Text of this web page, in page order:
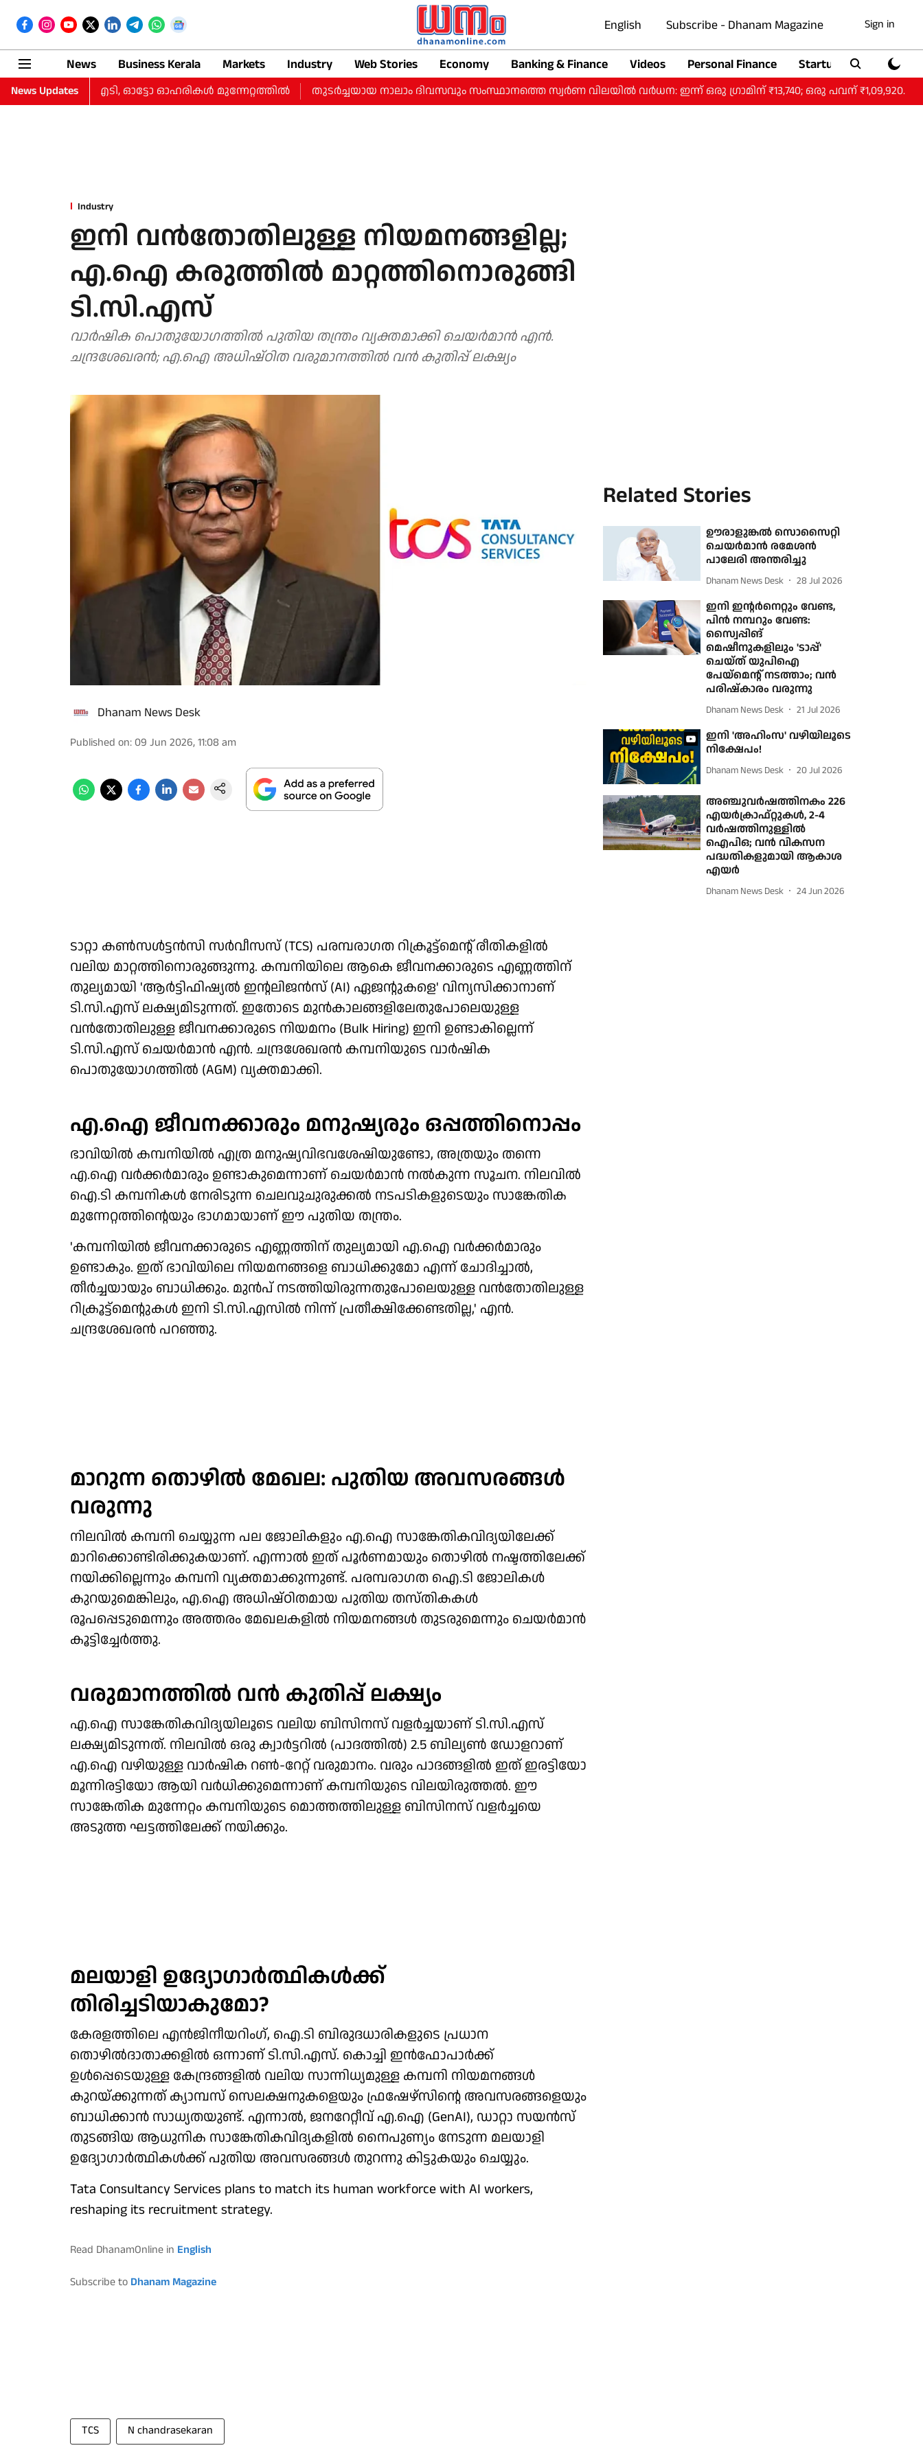
English Subscribe - Dhanam Magazine Sign in
News Business Kerala Markets Industry Web Stories Economy Banking & Finance Videos Personal Finance Startup
News Updates
കുറച്ചു, ഐടി, ഓട്ടോ ഓഹരികള്‍ മുന്നേറ്റത്തില്‍ തുടർച്ചയായ നാലാം ദിവസവും സംസ്ഥാനത്തെ സ്വർണ വിലയിൽ വർധന: ഇന്ന് ഒരു ​ഗ്രാമിന് ₹13,740; ഒരു പവന് ₹1,09,920.
Industry
ഇനി വന്‍തോതിലുള്ള നിയമനങ്ങളില്ല;
എ.ഐ കരുത്തില്‍ മാറ്റത്തിനൊരുങ്ങി
ടി.സി.എസ്
വാര്‍ഷിക പൊതുയോഗത്തില്‍ പുതിയ തന്ത്രം വ്യക്തമാക്കി ചെയര്‍മാന്‍ എന്‍.
ചന്ദ്രശേഖരന്‍; എ.ഐ അധിഷ്ഠിത വരുമാനത്തില്‍ വന്‍ കുതിപ്പ് ലക്ഷ്യം
Dhanam News Desk
Published on: 09 Jun 2026, 11:08 am
ടാറ്റാ കണ്‍സള്‍ട്ടന്‍സി സര്‍വീസസ് (TCS) പരമ്പരാഗത റിക്രൂട്ട്മെന്റ് രീതികളില്‍
വലിയ മാറ്റത്തിനൊരുങ്ങുന്നു. കമ്പനിയിലെ ആകെ ജീവനക്കാരുടെ എണ്ണത്തിന്
തുല്യമായി 'ആര്‍ട്ടിഫിഷ്യല്‍ ഇന്റലിജന്‍സ് (AI) ഏജന്റുകളെ' വിന്യസിക്കാനാണ്
ടി.സി.എസ് ലക്ഷ്യമിടുന്നത്. ഇതോടെ മുന്‍കാലങ്ങളിലേതുപോലെയുള്ള
വന്‍തോതിലുള്ള ജീവനക്കാരുടെ നിയമനം (Bulk Hiring) ഇനി ഉണ്ടാകില്ലെന്ന്
ടി.സി.എസ് ചെയര്‍മാന്‍ എന്‍. ചന്ദ്രശേഖരന്‍ കമ്പനിയുടെ വാര്‍ഷിക
പൊതുയോഗത്തില്‍ (AGM) വ്യക്തമാക്കി.
എ.ഐ ജീവനക്കാരും മനുഷ്യരും ഒപ്പത്തിനൊപ്പം
ഭാവിയില്‍ കമ്പനിയില്‍ എത്ര മനുഷ്യവിഭവശേഷിയുണ്ടോ, അത്രയും തന്നെ
എ.ഐ വര്‍ക്കര്‍മാരും ഉണ്ടാകുമെന്നാണ് ചെയര്‍മാന്‍ നല്‍കുന്ന സൂചന. നിലവില്‍
ഐ.ടി കമ്പനികള്‍ നേരിടുന്ന ചെലവുചുരുക്കല്‍ നടപടികളുടെയും സാങ്കേതിക
മുന്നേറ്റത്തിന്റെയും ഭാഗമായാണ് ഈ പുതിയ തന്ത്രം.
'കമ്പനിയില്‍ ജീവനക്കാരുടെ എണ്ണത്തിന് തുല്യമായി എ.ഐ വര്‍ക്കര്‍മാരും
ഉണ്ടാകും. ഇത് ഭാവിയിലെ നിയമനങ്ങളെ ബാധിക്കുമോ എന്ന് ചോദിച്ചാല്‍,
തീര്‍ച്ചയായും ബാധിക്കും. മുന്‍പ് നടത്തിയിരുന്നതുപോലെയുള്ള വന്‍തോതിലുള്ള
റിക്രൂട്ട്മെന്റുകള്‍ ഇനി ടി.സി.എസില്‍ നിന്ന് പ്രതീക്ഷിക്കേണ്ടതില്ല,' എന്‍.
ചന്ദ്രശേഖരന്‍ പറഞ്ഞു.
മാറുന്ന തൊഴില്‍ മേഖല: പുതിയ അവസരങ്ങള്‍
വരുന്നു
നിലവില്‍ കമ്പനി ചെയ്യുന്ന പല ജോലികളും എ.ഐ സാങ്കേതികവിദ്യയിലേക്ക്
മാറിക്കൊണ്ടിരിക്കുകയാണ്. എന്നാല്‍ ഇത് പൂര്‍ണമായും തൊഴില്‍ നഷ്ടത്തിലേക്ക്
നയിക്കില്ലെന്നും കമ്പനി വ്യക്തമാക്കുന്നുണ്ട്. പരമ്പരാഗത ഐ.ടി ജോലികള്‍
കുറയുമെങ്കിലും, എ.ഐ അധിഷ്ഠിതമായ പുതിയ തസ്തികകള്‍
രൂപപ്പെടുമെന്നും അത്തരം മേഖലകളില്‍ നിയമനങ്ങള്‍ തുടരുമെന്നും ചെയര്‍മാന്‍
കൂട്ടിച്ചേര്‍ത്തു.
വരുമാനത്തില്‍ വന്‍ കുതിപ്പ് ലക്ഷ്യം
എ.ഐ സാങ്കേതികവിദ്യയിലൂടെ വലിയ ബിസിനസ് വളര്‍ച്ചയാണ് ടി.സി.എസ്
ലക്ഷ്യമിടുന്നത്. നിലവില്‍ ഒരു ക്വാര്‍ട്ടറില്‍ (പാദത്തില്‍) 2.5 ബില്യണ്‍ ഡോളറാണ്
എ.ഐ വഴിയുള്ള വാര്‍ഷിക റണ്‍-റേറ്റ് വരുമാനം. വരും പാദങ്ങളില്‍ ഇത് ഇരട്ടിയോ
മൂന്നിരട്ടിയോ ആയി വര്‍ധിക്കുമെന്നാണ് കമ്പനിയുടെ വിലയിരുത്തല്‍. ഈ
സാങ്കേതിക മുന്നേറ്റം കമ്പനിയുടെ മൊത്തത്തിലുള്ള ബിസിനസ് വളര്‍ച്ചയെ
അടുത്ത ഘട്ടത്തിലേക്ക് നയിക്കും.
മലയാളി ഉദ്യോഗാര്‍ത്ഥികള്‍ക്ക്
തിരിച്ചടിയാകുമോ?
കേരളത്തിലെ എന്‍ജിനീയറിംഗ്, ഐ.ടി ബിരുദധാരികളുടെ പ്രധാന
തൊഴില്‍ദാതാക്കളില്‍ ഒന്നാണ് ടി.സി.എസ്. കൊച്ചി ഇന്‍ഫോപാര്‍ക്ക്
ഉള്‍പ്പെടെയുള്ള കേന്ദ്രങ്ങളില്‍ വലിയ സാന്നിധ്യമുള്ള കമ്പനി നിയമനങ്ങള്‍
കുറയ്ക്കുന്നത് ക്യാമ്പസ് സെലക്ഷനുകളെയും ഫ്രഷേഴ്‌സിന്റെ അവസരങ്ങളെയും
ബാധിക്കാന്‍ സാധ്യതയുണ്ട്. എന്നാല്‍, ജനറേറ്റീവ് എ.ഐ (GenAI), ഡാറ്റാ സയന്‍സ്
തുടങ്ങിയ ആധുനിക സാങ്കേതികവിദ്യകളില്‍ നൈപുണ്യം നേടുന്ന മലയാളി
ഉദ്യോഗാര്‍ത്ഥികള്‍ക്ക് പുതിയ അവസരങ്ങള്‍ തുറന്നു കിട്ടുകയും ചെയ്യും.
Tata Consultancy Services plans to match its human workforce with AI workers,
reshaping its recruitment strategy.
Read DhanamOnline in English
Subscribe to Dhanam Magazine
TCS N chandrasekaran
Related Stories
ഊരാളുങ്കല്‍ സൊസൈറ്റി
ചെയര്‍മാന്‍ രമേശന്‍
പാലേരി അന്തരിച്ചു
Dhanam News Desk 28 Jul 2026
ഇനി ഇന്റര്‍നെറ്റും വേണ്ട,
പിന്‍ നമ്പറും വേണ്ട:
സ്വൈപ്പിങ്
മെഷീനുകളിലും 'ടാപ്പ്'
ചെയ്ത് യുപിഐ
പേയ്മെന്റ് നടത്താം; വന്‍
പരിഷ്‌കാരം വരുന്നു
Dhanam News Desk 21 Jul 2026
ഇനി 'അഹിംസ' വഴിയിലൂടെ
നിക്ഷേപം!
Dhanam News Desk 20 Jul 2026
അഞ്ചുവര്‍ഷത്തിനകം 226
എയര്‍ക്രാഫ്റ്റുകള്‍, 2-4
വര്‍ഷത്തിനുള്ളില്‍
ഐപിഒ; വന്‍ വികസന
പദ്ധതികളുമായി ആകാശ
എയര്‍
Dhanam News Desk 24 Jun 2026